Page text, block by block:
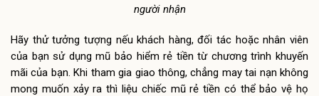
người nhận
Hãy thử tưởng tượng nếu khách hàng, đối tác hoặc nhân viên
của bạn sử dụng mũ bảo hiểm rẻ tiền từ chương trình khuyến
mãi của bạn. Khi tham gia giao thông, chẳng may tai nạn không
mong muốn xảy ra thì liệu chiếc mũ rẻ tiền có thể bảo vệ họ